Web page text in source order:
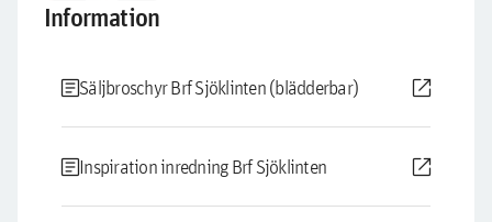
Information
articleSäljbroschyr Brf Sjöklinten (blädderbar) open_in_new
articleInspiration inredning Brf Sjöklinten open_in_new